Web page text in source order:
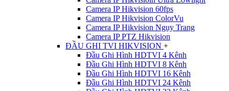
Camera IP Hikvision 60fps
Camera IP Hikvision ColorVu
Camera IP Hikvision Ngụy Trang
Camera IP PTZ Hikvision
ĐẦU GHI TVI HIKVISION +
Đầu Ghi Hình HDTVI 4 Kênh
Đầu Ghi Hình HDTVI 8 Kênh
Đầu Ghi Hình HDTVI 16 Kênh
Đầu Ghi Hình HDTVI 24 Kênh